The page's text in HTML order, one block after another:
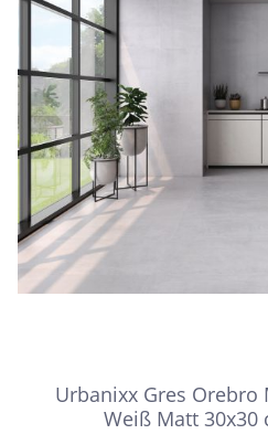
Urbanixx Gres
Weiß Matt